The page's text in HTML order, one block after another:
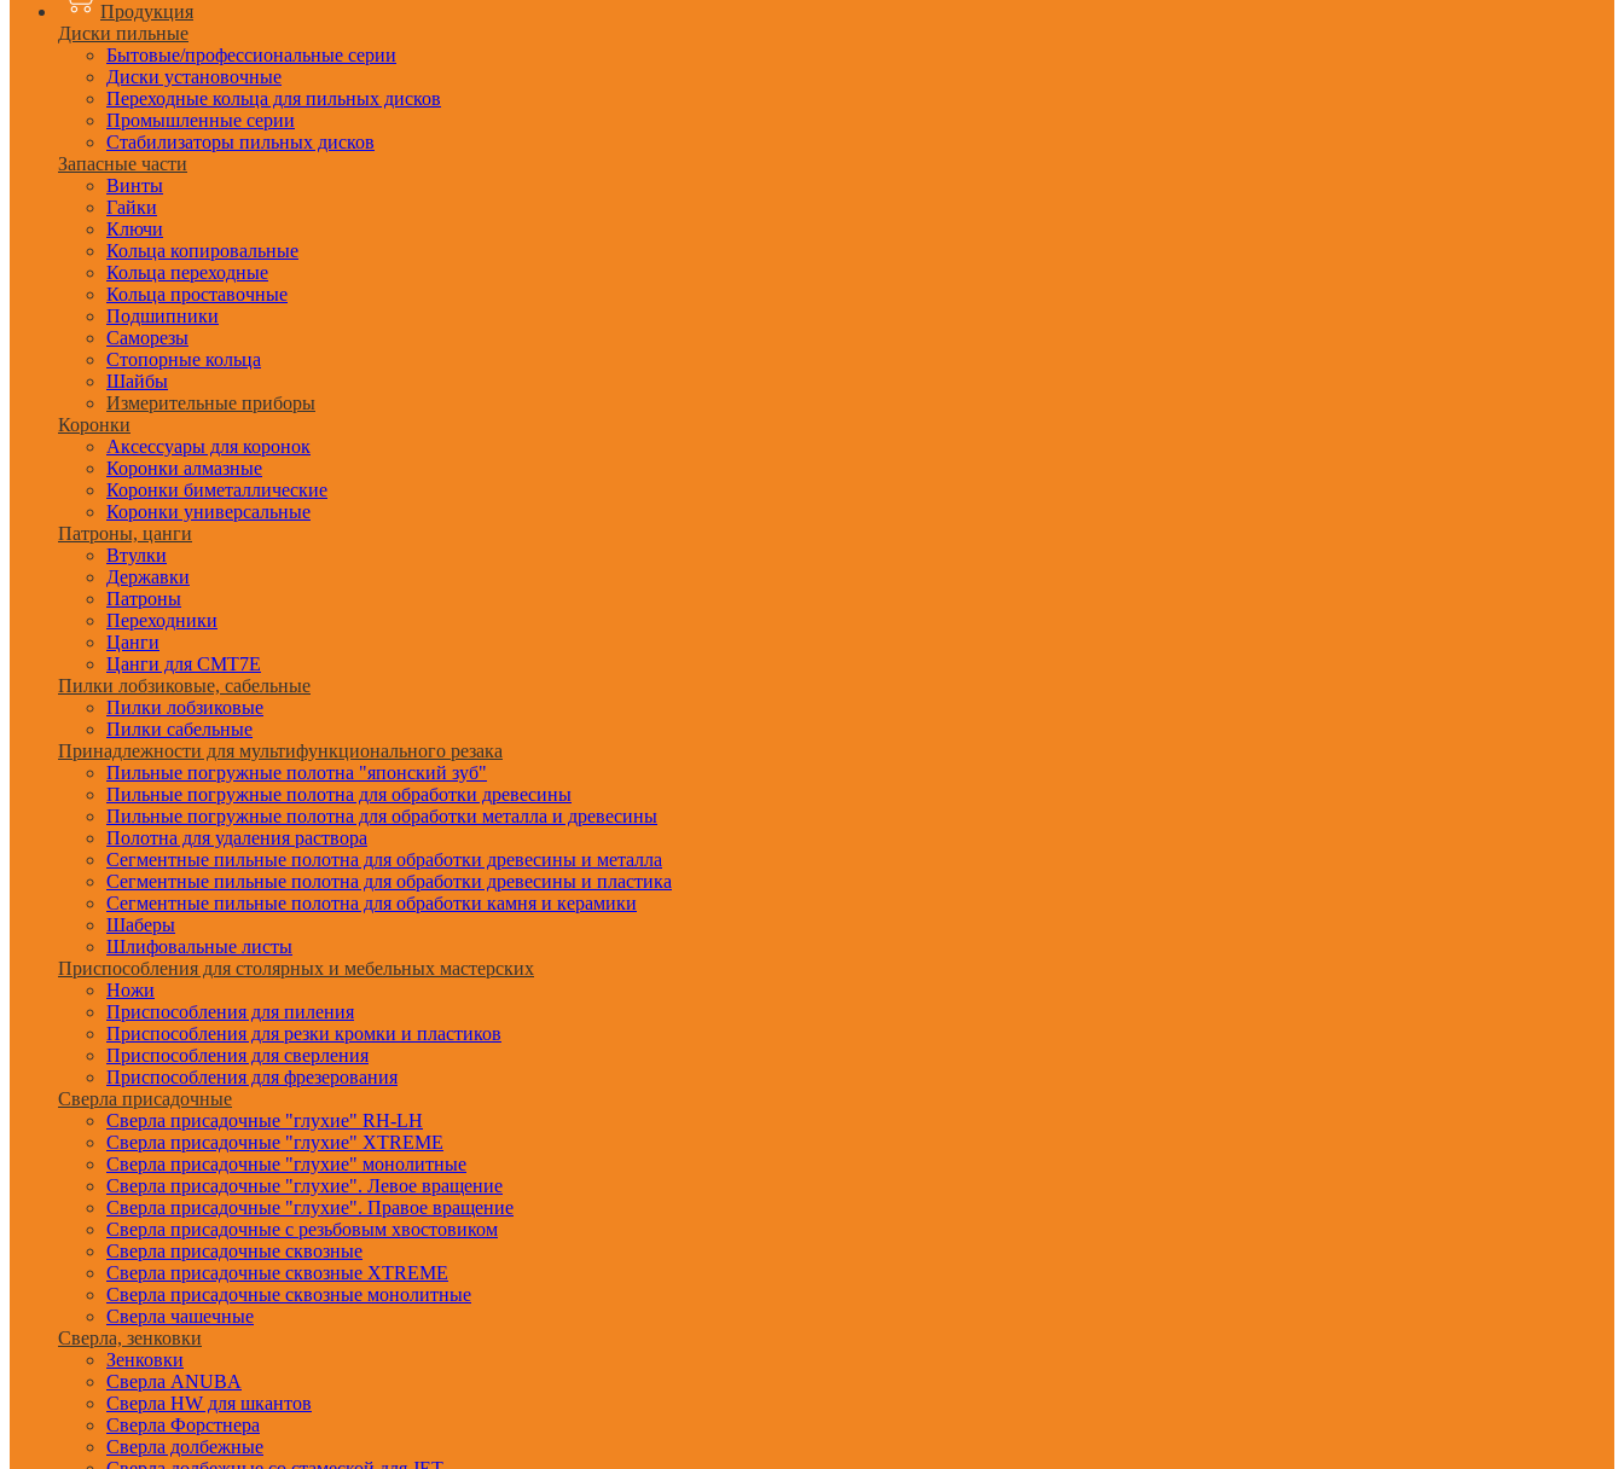
Продукция
Диски пильные
Бытовые/профессиональные серии
Диски установочные
Переходные кольца для пильных дисков
Промышленные серии
Стабилизаторы пильных дисков
Запасные части
Винты
Гайки
Ключи
Кольца копировальные
Кольца переходные
Кольца проставочные
Подшипники
Саморезы
Стопорные кольца
Шайбы
Измерительные приборы
Коронки
Аксессуары для коронок
Коронки алмазные
Коронки биметаллические
Коронки универсальные
Патроны, цанги
Втулки
Державки
Патроны
Переходники
Цанги
Цанги для CMT7E
Пилки лобзиковые, сабельные
Пилки лобзиковые
Пилки сабельные
Принадлежности для мультифункционального резака
Пильные погружные полотна "японский зуб"
Пильные погружные полотна для обработки древесины
Пильные погружные полотна для обработки металла и древесины
Полотна для удаления раствора
Сегментные пильные полотна для обработки древесины и металла
Сегментные пильные полотна для обработки древесины и пластика
Сегментные пильные полотна для обработки камня и керамики
Шаберы
Шлифовальные листы
Приспособления для столярных и мебельных мастерских
Ножи
Приспособления для пиления
Приспособления для резки кромки и пластиков
Приспособления для сверления
Приспособления для фрезерования
Сверла присадочные
Сверла присадочные "глухие" RH-LH
Сверла присадочные "глухие" XTREME
Сверла присадочные "глухие" монолитные
Сверла присадочные "глухие". Левое вращение
Сверла присадочные "глухие". Правое вращение
Сверла присадочные с резьбовым хвостовиком
Сверла присадочные сквозные
Сверла присадочные сквозные XTREME
Сверла присадочные сквозные монолитные
Сверла чашечные
Сверла, зенковки
Зенковки
Сверла ANUBA
Сверла HW для шкантов
Сверла Форстнера
Сверла долбежные